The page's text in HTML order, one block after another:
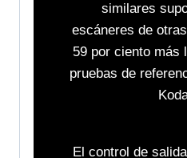
similares
escáneres de
59 por ciento más
pruebas de
El control de